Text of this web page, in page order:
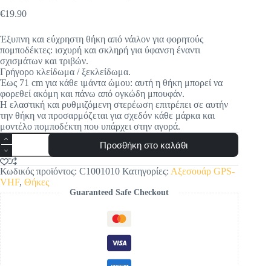
€19.90
Έξυπνη και εύχρηστη θήκη από νάιλον για φορητούς
πομποδέκτες: ισχυρή και σκληρή για ύφανση έναντι
σχισμάτων και τριβών.
Γρήγορο κλείδωμα / ξεκλείδωμα.
Έως 71 cm για κάθε ιμάντα ώμου: αυτή η θήκη μπορεί να
φορεθεί ακόμη και πάνω από ογκώδη μπουφάν.
Η ελαστική και ρυθμιζόμενη στερέωση επιτρέπει σε αυτήν
την θήκη να προσαρμόζεται για σχεδόν κάθε μάρκα και
μοντέλο πομποδέκτη που υπάρχει στην αγορά.
Θήκη
για
φορητούς
πομποδέκτες
C1001010
ποσότητα
Προσθήκη στο καλάθι
Κωδικός προϊόντος: C1001010 Κατηγορίες: Αξεσουάρ GPS-
VHF, Θήκες
Guaranteed Safe Checkout